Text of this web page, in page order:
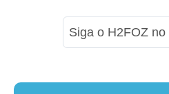
Siga o H2FOZ no